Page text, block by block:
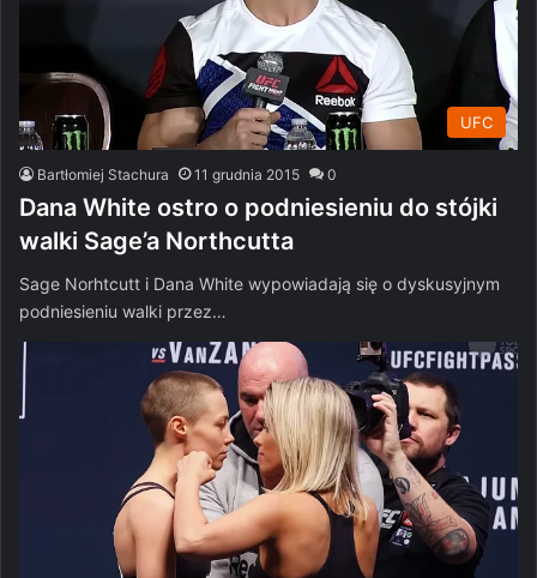
UFC
Bartłomiej Stachura 11 grudnia 2015 0
Dana White ostro o podniesieniu do stójki
walki Sage’a Northcutta
Sage Norhtcutt i Dana White wypowiadają się o dyskusyjnym
podniesieniu walki przez…